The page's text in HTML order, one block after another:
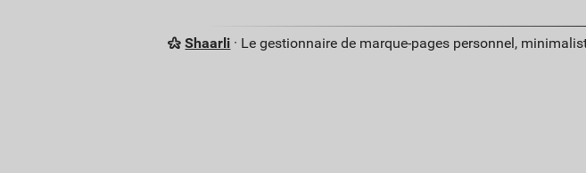
Shaarli · Le gestionnaire de marque-pages personnel,